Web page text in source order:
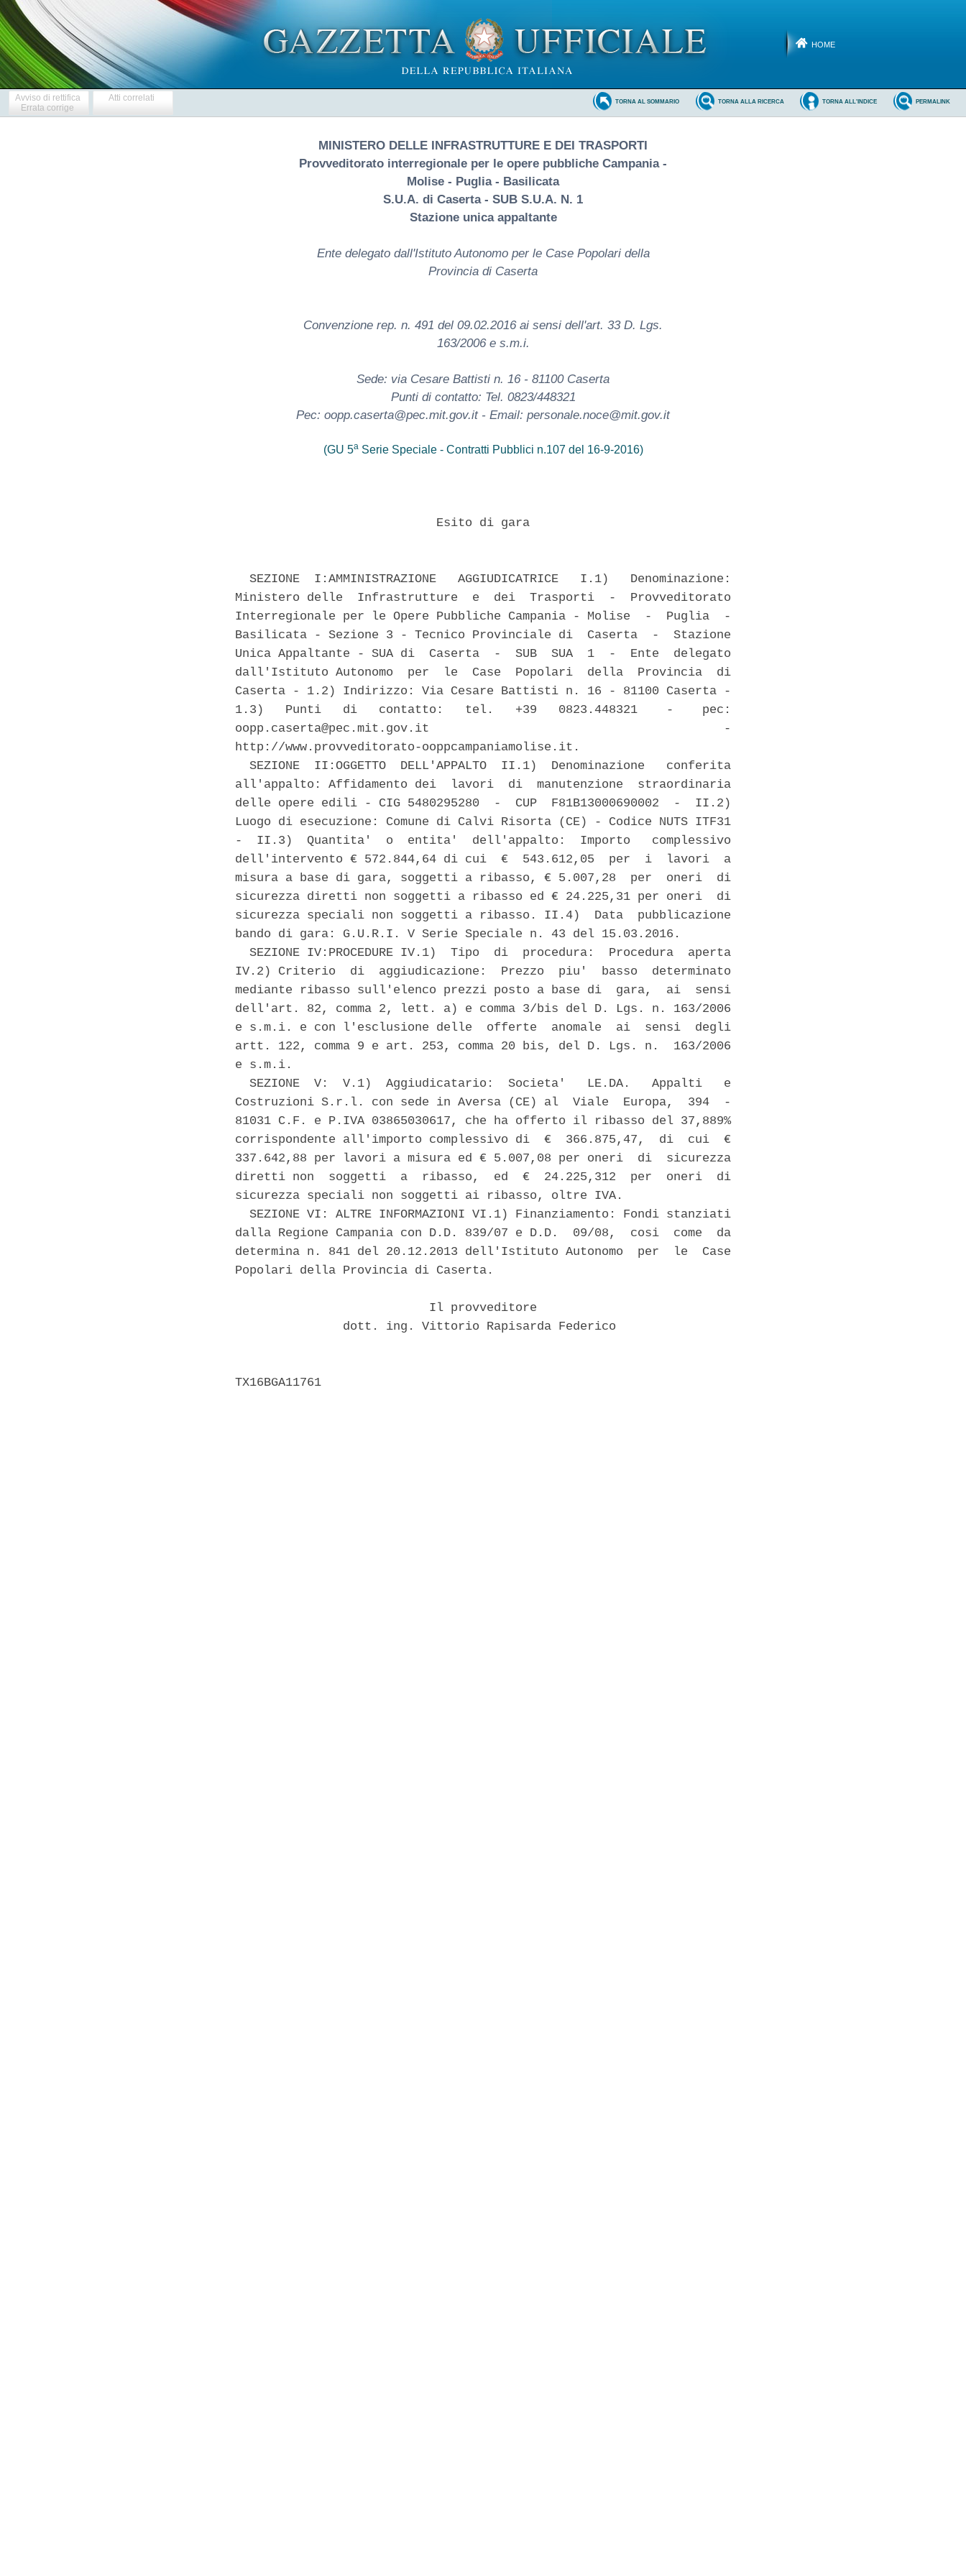
HOME
Avviso di rettifica
Errata corrige
Atti correlati PERMALINK
TORNA ALL'INDICE
TORNA ALLA RICERCA
TORNA AL SOMMARIO
MINISTERO DELLE INFRASTRUTTURE E DEI TRASPORTI
Provveditorato interregionale per le opere pubbliche Campania -
Molise - Puglia - Basilicata
S.U.A. di Caserta - SUB S.U.A. N. 1
Stazione unica appaltante
Ente delegato dall'Istituto Autonomo per le Case Popolari della
Provincia di Caserta
Convenzione rep. n. 491 del 09.02.2016 ai sensi dell'art. 33 D. Lgs.
163/2006 e s.m.i.
Sede: via Cesare Battisti n. 16 - 81100 Caserta
Punti di contatto: Tel. 0823/448321
Pec: oopp.caserta@pec.mit.gov.it - Email: personale.noce@mit.gov.it
(GU 5aSerie Speciale - Contratti Pubblici n.107 del 16-9-2016)
                            Esito di gara
  SEZIONE  I:AMMINISTRAZIONE   AGGIUDICATRICE   I.1)   Denominazione:
Ministero delle  Infrastrutture  e  dei  Trasporti  -  Provveditorato
Interregionale per le Opere Pubbliche Campania - Molise  -  Puglia  -
Basilicata - Sezione 3 - Tecnico Provinciale di  Caserta  -  Stazione
Unica Appaltante - SUA di  Caserta  -  SUB  SUA  1  -  Ente  delegato
dall'Istituto Autonomo  per  le  Case  Popolari  della  Provincia  di
Caserta - 1.2) Indirizzo: Via Cesare Battisti n. 16 - 81100 Caserta -
1.3)   Punti   di   contatto:   tel.   +39   0823.448321    -    pec:
oopp.caserta@pec.mit.gov.it                                         -
http://www.provveditorato-ooppcampaniamolise.it.
  SEZIONE  II:OGGETTO  DELL'APPALTO  II.1)  Denominazione   conferita
all'appalto: Affidamento dei  lavori  di  manutenzione  straordinaria
delle opere edili - CIG 5480295280  -  CUP  F81B13000690002  -  II.2)
Luogo di esecuzione: Comune di Calvi Risorta (CE) - Codice NUTS ITF31
-  II.3)  Quantita'  o  entita'  dell'appalto:  Importo   complessivo
dell'intervento € 572.844,64 di cui  €  543.612,05  per  i  lavori  a
misura a base di gara, soggetti a ribasso, € 5.007,28  per  oneri  di
sicurezza diretti non soggetti a ribasso ed € 24.225,31 per oneri  di
sicurezza speciali non soggetti a ribasso. II.4)  Data  pubblicazione
bando di gara: G.U.R.I. V Serie Speciale n. 43 del 15.03.2016.
  SEZIONE IV:PROCEDURE IV.1)  Tipo  di  procedura:  Procedura  aperta
IV.2) Criterio  di  aggiudicazione:  Prezzo  piu'  basso  determinato
mediante ribasso sull'elenco prezzi posto a base di  gara,  ai  sensi
dell'art. 82, comma 2, lett. a) e comma 3/bis del D. Lgs. n. 163/2006
e s.m.i. e con l'esclusione delle  offerte  anomale  ai  sensi  degli
artt. 122, comma 9 e art. 253, comma 20 bis, del D. Lgs. n.  163/2006
e s.m.i.
  SEZIONE  V:  V.1)  Aggiudicatario:  Societa'   LE.DA.   Appalti   e
Costruzioni S.r.l. con sede in Aversa (CE) al  Viale  Europa,  394  -
81031 C.F. e P.IVA 03865030617, che ha offerto il ribasso del 37,889%
corrispondente all'importo complessivo di  €  366.875,47,  di  cui  €
337.642,88 per lavori a misura ed € 5.007,08 per oneri  di  sicurezza
diretti non  soggetti  a  ribasso,  ed  €  24.225,312  per  oneri  di
sicurezza speciali non soggetti ai ribasso, oltre IVA.
  SEZIONE VI: ALTRE INFORMAZIONI VI.1) Finanziamento: Fondi stanziati
dalla Regione Campania con D.D. 839/07 e D.D.  09/08,  cosi  come  da
determina n. 841 del 20.12.2013 dell'Istituto Autonomo  per  le  Case
Popolari della Provincia di Caserta.
                           Il provveditore
               dott. ing. Vittorio Rapisarda Federico